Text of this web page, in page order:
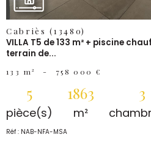
Cabriès (13480)
VILLA T5 de 133 m² + piscine
terrain de...
133 m² - 758 000 €
5
pièce(s)
1863
m²
3
Réf : NAB-NFA-MSA